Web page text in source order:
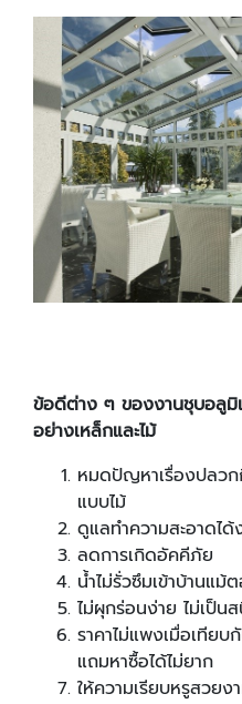
ข้อดีต่าง ๆ ของงานชุบอลู
อย่างเหล็กและไม้
หมดปัญหาเรื่องปลว
แบบไม้
ดูแลทำความสะอาดได้
ลดการเกิดอัคคีภัย
น้ำไม่รั่วซึมเข้าบ้านแ
ไม่ผุกร่อนง่าย ไม่เป็น
ราคาไม่แพงเมื่อเทีย
แถมหาซื้อได้ไม่ยาก
ให้ความเรียบหรูสวย